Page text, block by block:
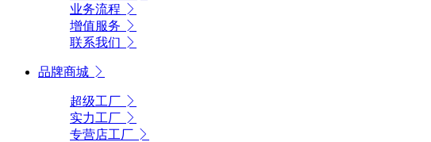
业务流程
增值服务
联系我们
品牌商城
超级工厂
实力工厂
专营店工厂